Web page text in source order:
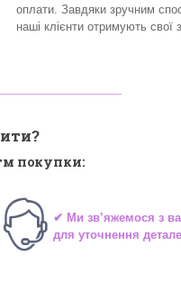
оплати. Завдяки зручним
наші клієнти отримують свої
покупки:
✔ Ми зв’яжемося з
для уточнення